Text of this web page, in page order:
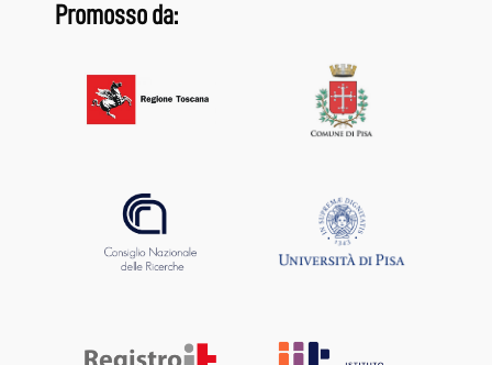
Promosso da: